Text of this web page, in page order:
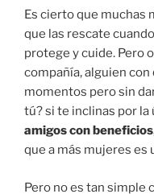
Es cierto que muchas
que las rescate
protege y cuide. Pero
compañía, alguien
momentos pero sin
tú? si te inclinas por la
amigos con beneficios
que a más mujeres es
Pero no es tan simple